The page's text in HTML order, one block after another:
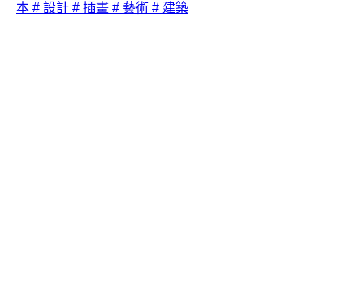
本 # 設計 # 插畫 # 藝術 # 建築